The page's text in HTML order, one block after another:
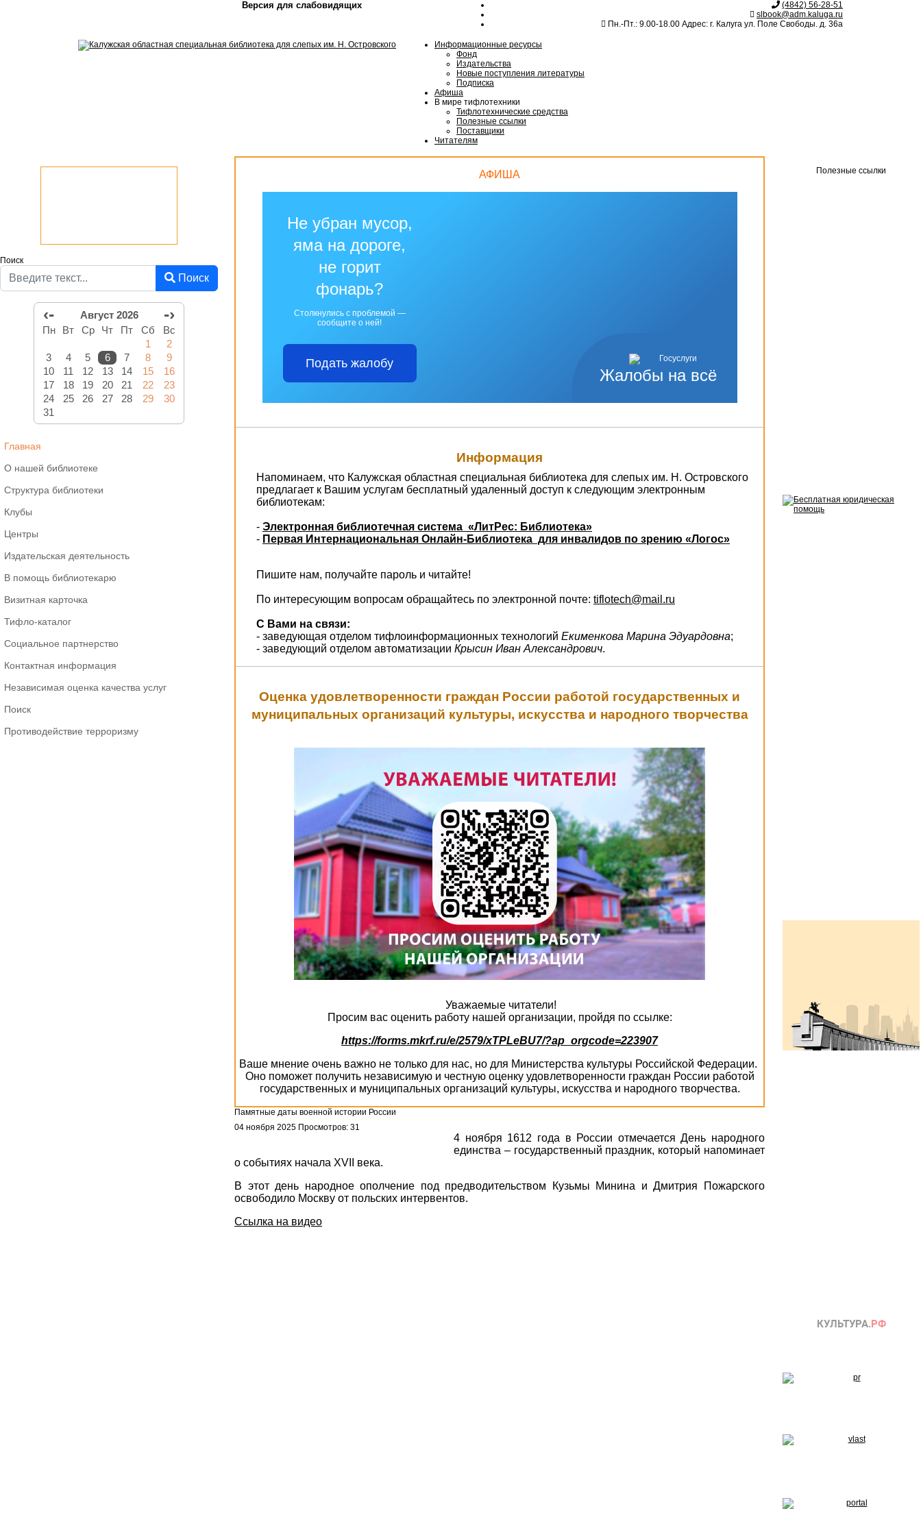
Версия для слабовидящих
(4842) 56-28-51
slbook@adm.kaluga.ru
Пн.-Пт.: 9.00-18.00 Адрес: г. Калуга ул. Поле Свободы. д. 36а
Информационные ресурсы
Фонд
Издательства
Новые поступления литературы
Подписка
Афиша
В мире тифлотехники
Тифлотехнические средства
Полезные ссылки
Поставщики
Читателям
Поиск
Поиск
‹- Август 2026 -›
Пн Вт Ср Чт Пт Сб
Вс
1
2
3
4 5 6 7 8
9
10
11 12 13 14 15
16
17
18 19 20 21 22
23
24
25 26 27 28 29
30
31
Главная
О нашей библиотеке
Структура библиотеки
Клубы
Центры
Издательская деятельность
В помощь библиотекарю
Визитная карточка
Тифло-каталог
Социальное партнерство
Контактная информация
Независимая оценка качества услуг
Поиск
Противодействие терроризму
АФИША
Жалобы на всё
Не убран мусор,
яма на дороге,
не горит
фонарь?
Столкнулись с проблемой —
сообщите о ней!
Подать жалобу
Информация
Напоминаем, что Калужская областная специальная библиотека для слепых им. Н. Островского
предлагает к Вашим услугам бесплатный удаленный доступ к следующим электронным
библиотекам:
- Электронная библиотечная система «ЛитРес: Библиотека»
- Первая Интернациональная Онлайн-Библиотека для инвалидов по зрению «Логос»
Пишите нам, получайте пароль и читайте!
По интересующим вопросам обращайтесь по электронной почте: tiflotech@mail.ru
С Вами на связи:
- заведующая отделом тифлоинформационных технологий Екименкова Марина Эдуардовна;
- заведующий отделом автоматизации Крысин Иван Александрович.
Оценка удовлетворенности граждан России работой государственных и
муниципальных организаций культуры, искусства и народного творчества
Уважаемые читатели!
Просим вас оценить работу нашей организации, пройдя по ссылке:
https://forms.mkrf.ru/e/2579/xTPLeBU7/?ap_orgcode=223907
Ваше мнение очень важно не только для нас, но для Министерства культуры Российской Федерации.
Оно поможет получить независимую и честную оценку удовлетворенности граждан России работой
государственных и муниципальных организаций культуры, искусства и народного творчества.
Памятные даты военной истории России
04 ноября 2025 Просмотров: 31
4 ноября 1612 года в России отмечается День народного
единства – государственный праздник, который напоминает
о событиях начала XVII века.
В этот день народное ополчение под предводительством Кузьмы Минина и Дмитрия Пожарского
освободило Москву от польских интервентов.
Ссылка на видео
Полезные ссылки